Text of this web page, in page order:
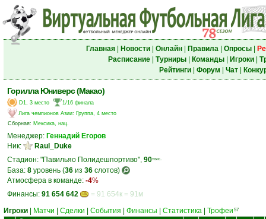
Главная| Новости| Онлайн| Правила| Опросы|
Расписание| Турниры| Команды| Игроки|
Рейтинги| Форум Чат|
Горилла Юниверс (Макао)
D1, 3 место
1/16 финала
Лига чемпионов Азии: Группа, 4 место
Сборная: Мексика, нац.
Менеджер: Геннадий Егоров
Ник:
Raul_Duke
Стадион: "Павильяо Полидешпортиво", 90тыс.
База: 8 уровень (36 из 36 слотов)
Атмосфера в команде: -4%
Финансы: 91 654 642
= 91 654к = 91м
Игроки
Матчи Сделки События Финансы Статистика Трофеи 57